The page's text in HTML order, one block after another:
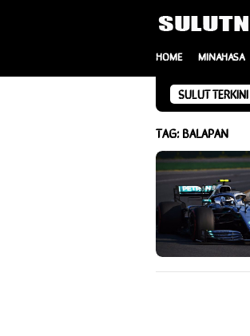
HOME MINAHASA
SULUT TERKINI
TAG:BALAPAN